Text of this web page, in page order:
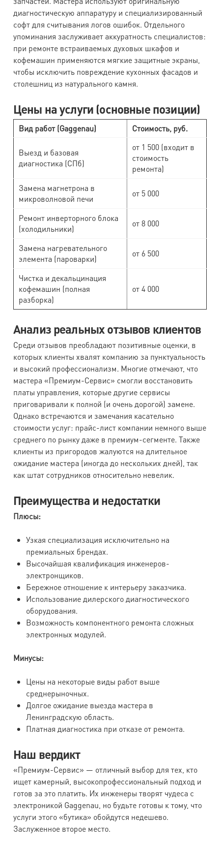
диагностическую аппаратуру и специализированный
софт для считывания логов ошибок. Отдельного
упоминания заслуживает аккуратность специалистов:
при ремонте встраиваемых духовых шкафов и
кофемашин применяются мягкие защитные экраны,
чтобы исключить повреждение кухонных фасадов и
столешниц из натурального камня.
Цены на услуги (основные позиции)
Вид работ (Gaggenau) Стоимость, руб.
Выезд и базовая
диагностика (СПб)
от 1 500 (входит в
стоимость
ремонта)
Замена магнетрона в
микроволновой печи
от 5 000
Ремонт инверторного блока
(холодильники)
от 8 000
Замена нагревательного
элемента (пароварки)
от 6 500
Чистка и декальцинация
кофемашин (полная
разборка)
от 4 000
Анализ реальных отзывов клиентов
Среди отзывов преобладают позитивные оценки, в
которых клиенты хвалят компанию за пунктуальность
и высокий профессионализм. Многие отмечают, что
мастера «Премиум-Сервис» смогли восстановить
платы управления, которые другие сервисы
приговаривали к полной (и очень дорогой) замене.
Однако встречаются и замечания касательно
стоимости услуг: прайс-лист компании немного выше
среднего по рынку даже в премиум-сегменте. Также
клиенты из пригородов жалуются на длительное
ожидание мастера (иногда до нескольких дней), так
как штат сотрудников относительно невелик.
Преимущества и недостатки
Плюсы:
Узкая специализация исключительно на
премиальных брендах.
Высочайшая квалификация инженеров-
электронщиков.
Бережное отношение к интерьеру заказчика.
Использование дилерского диагностического
оборудования.
Возможность компонентного ремонта сложных
электронных модулей.
Минусы:
Цены на некоторые виды работ выше
среднерыночных.
Долгое ожидание выезда мастера в
Ленинградскую область.
Платная диагностика при отказе от ремонта.
Наш вердикт
«Премиум-Сервис» — отличный выбор для тех, кто
ищет камерный, высокопрофессиональный подход и
готов за это платить. Их инженеры творят чудеса с
электроникой Gaggenau, но будьте готовы к тому, что
услуги этого «бутика» обойдутся недешево.
Заслуженное второе место.